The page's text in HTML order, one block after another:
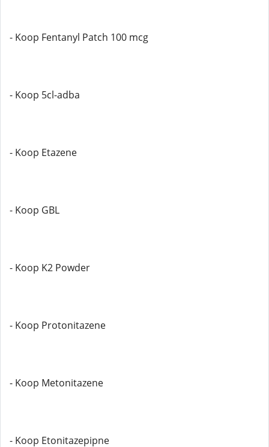
- Koop Fentanyl Patch 100 mcg
- Koop 5cl-adba
- Koop Etazene
- Koop GBL
- Koop K2 Powder
- Koop Protonitazene
- Koop Metonitazene
- Koop Etonitazepipne